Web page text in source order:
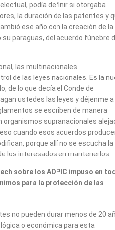
podía definir si otorgaba
la duración de las patentes y
ese año con la creación de la
su paraguas, del acuerdo fúnebre
las multinacionales
de las leyes nacionales. Es la
de lo que decía el Conde de
ustedes las leyes y déjenme a
se escriben de manera
organismos supranacionales
cuando esos acuerdos
porque allí no se escucha la
los interesados en mantenerlos.
sobre los ADPIC impuso en
para la protección de las
no pueden durar menos de 20
o económica para esta